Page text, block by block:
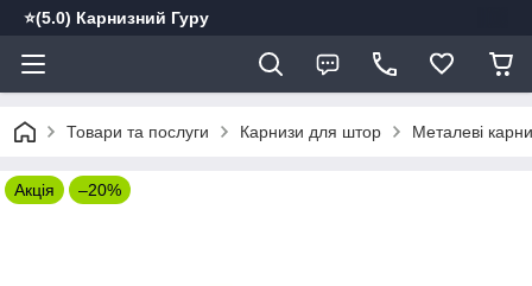
⭐️(5.0) Карнизний Гуру
Товари та послуги Карнизи для штор Металеві
Акція –20%